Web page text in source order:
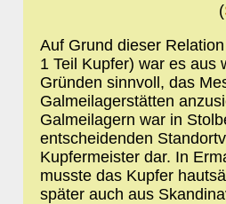
(
Auf Grund dieser
1 Teil Kupfer) war es aus
Gründen sinnvoll, das
Galmeilagerstätten
Galmeilagern war in
entscheidenden
Kupfermeister dar. In
musste das Kupfer
später auch aus